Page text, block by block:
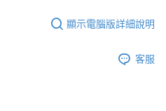
顯示電腦版詳細說明
客服